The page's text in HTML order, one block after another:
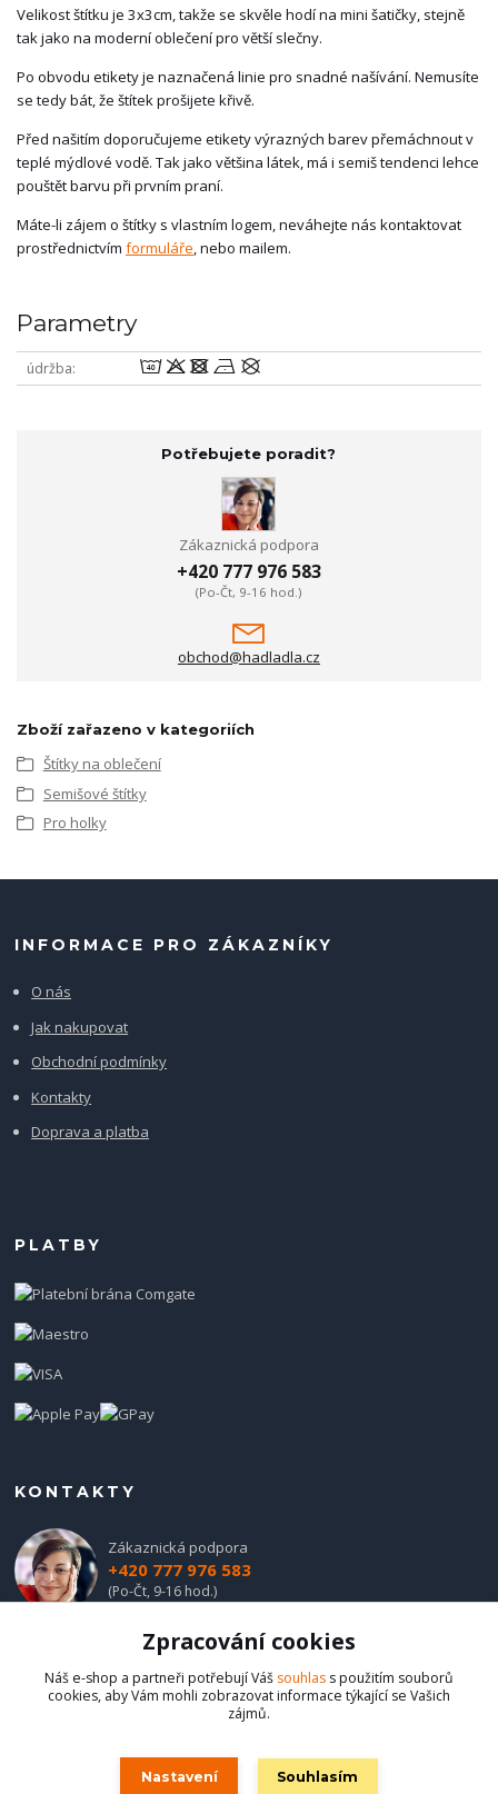
Velikost štítku je 3x3cm, takže se skvěle hodí na mini šatičky, stejně
tak jako na moderní oblečení pro větší slečny.
Po obvodu etikety je naznačená linie pro snadné našívání. Nemusíte
se tedy bát, že štítek prošijete křivě.
Před našitím doporučujeme etikety výrazných barev přemáchnout v
teplé mýdlové vodě. Tak jako většina látek, má i semiš tendenci lehce
pouštět barvu při prvním praní.
Máte-li zájem o štítky s vlastním logem, neváhejte nás kontaktovat
prostřednictvím formuláře, nebo mailem.
Parametry
údržba 8odnU
Potřebujete poradit?
Zákaznická podpora
+420 777 976 583
(Po-Čt, 9-16 hod.)
obchod@hadladla.cz
Zboží zařazeno v kategoriích
Štítky na oblečení
Semišové štítky
Pro holky
INFORMACE PRO ZÁKAZNÍKY
O nás
Jak nakupovat
Obchodní podmínky
Kontakty
Doprava a platba
PLATBY
KONTAKTY
Zákaznická podpora
+420 777 976 583
(Po-Čt, 9-16 hod.)
obchod@hadladla.cz
Zpracování cookies
Náš e-shop a partneři potřebují Váš souhlas s použitím souborů
cookies, aby Vám mohli zobrazovat informace týkající se Vašich
zájmů.
Nastavení Souhlasím